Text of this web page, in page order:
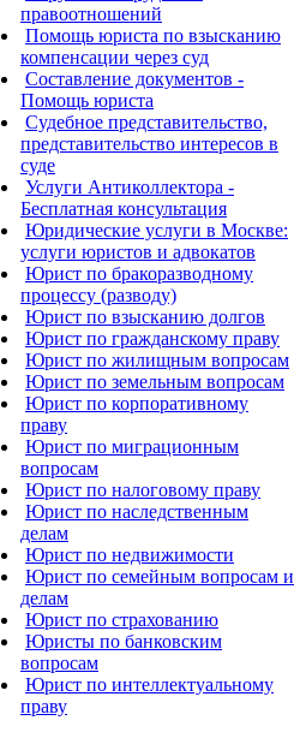
правоотношений
Помощь юриста по взысканию
компенсации через суд
Составление документов -
Помощь юриста
Судебное представительство,
представительство интересов в
суде
Услуги Антиколлектора -
Бесплатная консультация
Юридические услуги в Москве:
услуги юристов и адвокатов
Юрист по бракоразводному
процессу (разводу)
Юрист по взысканию долгов
Юрист по гражданскому праву
Юрист по жилищным вопросам
Юрист по земельным вопросам
Юрист по корпоративному
праву
Юрист по миграционным
вопросам
Юрист по налоговому праву
Юрист по наследственным
делам
Юрист по недвижимости
Юрист по семейным вопросам и
делам
Юрист по страхованию
Юристы по банковским
вопросам
Юрист по интеллектуальному
праву